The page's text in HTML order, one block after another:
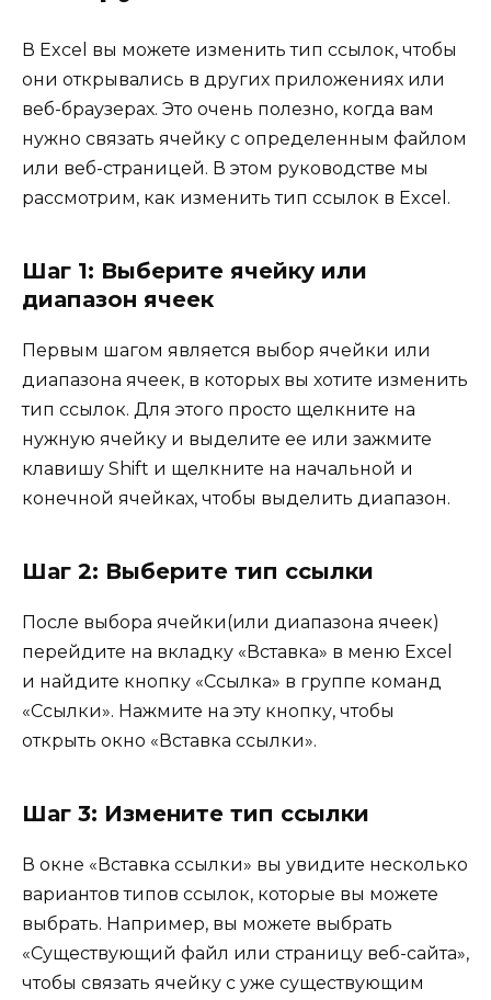
В Excel вы можете изменить тип ссылок, чтобы
они открывались в других приложениях или
веб-браузерах. Это очень полезно, когда вам
нужно связать ячейку с определенным файлом
или веб-страницей. В этом руководстве мы
рассмотрим, как изменить тип ссылок в Excel.
Шаг 1: Выберите ячейку или
диапазон ячеек
Первым шагом является выбор ячейки или
диапазона ячеек, в которых вы хотите изменить
тип ссылок. Для этого просто щелкните на
нужную ячейку и выделите ее или зажмите
клавишу Shift и щелкните на начальной и
конечной ячейках, чтобы выделить диапазон.
Шаг 2: Выберите тип ссылки
После выбора ячейки(или диапазона ячеек)
перейдите на вкладку «Вставка» в меню Excel
и найдите кнопку «Ссылка» в группе команд
«Ссылки». Нажмите на эту кнопку, чтобы
открыть окно «Вставка ссылки».
Шаг 3: Измените тип ссылки
В окне «Вставка ссылки» вы увидите несколько
вариантов типов ссылок, которые вы можете
выбрать. Например, вы можете выбрать
«Существующий файл или страницу веб-сайта»,
чтобы связать ячейку с уже существующим